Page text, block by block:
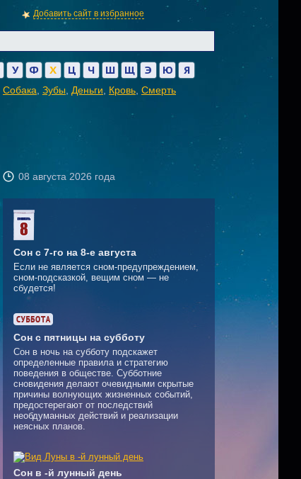
Добавить сайт в избранное
У Ф Х Ц Ч Ш Щ Э Ю Я
Собака Зубы Деньги Кровь Смерть
08 августа 2026 года
Сон с 7-го на 8-е августа
Если не является сном-предупреждением,
сном-подсказкой, вещим сном — не
сбудется!
Сон с пятницы на субботу
Сон в ночь на субботу подскажет
определенные правила и стратегию
поведения в обществе. Субботние
сновидения делают очевидными скрытые
причины волнующих жизненных событий,
предостерегают от последствий
необдуманных действий и реализации
неясных планов.
Сон в -й лунный день